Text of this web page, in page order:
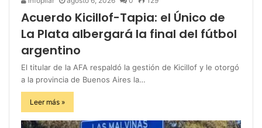
Acuerdo Kicillof-Tapia: el Único de
La Plata albergará la final del fútbol
argentino
El titular de la AFA respaldó la gestión de Kicillof y le otorgó
a la provincia de Buenos Aires la…
Leer más »